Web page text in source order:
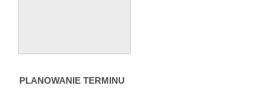
PLANOWANIE TERMINU